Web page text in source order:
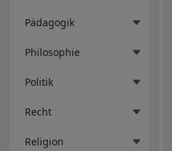
Pädagogik
Philosophie
Politik
Recht
Religion